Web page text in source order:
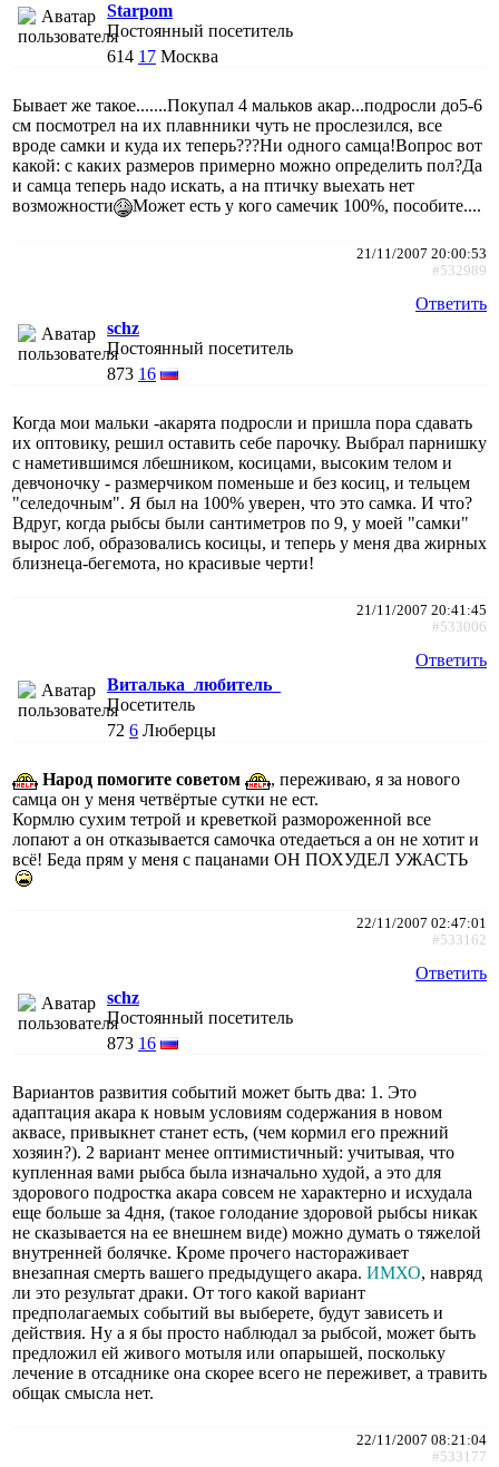
Starpom
Постоянный посетитель
614 17 Москва
Бывает же такое.......Покупал 4 мальков акар...подросли до5-6
см посмотрел на их плавнники чуть не прослезился, все
вроде самки и куда их теперь???Ни одного самца!Вопрос вот
какой: с каких размеров примерно можно определить пол?Да
и самца теперь надо искать, а на птичку выехать нет
возможности
Может есть у кого самечик 100%, пособите....
21/11/2007 20:00:53
#532989
Ответить
schz
Постоянный посетитель
873 16
Когда мои мальки -акарята подросли и пришла пора сдавать
их оптовику, решил оставить себе парочку. Выбрал парнишку
с наметившимся лбешником, косицами, высоким телом и
девчоночку - размерчиком поменьше и без косиц, и тельцем
"селедочным". Я был на 100% уверен, что это самка. И что?
Вдруг, когда рыбсы были сантиметров по 9, у моей "самки"
вырос лоб, образовались косицы, и теперь у меня два жирных
близнеца-бегемота, но красивые черти!
21/11/2007 20:41:45
#533006
Ответить
Виталька_любитель_
Посетитель
72 6 Люберцы
Народ помогите советом
, переживаю, я за нового
самца он у меня четвёртые сутки не ест.
Кормлю сухим тетрой и креветкой размороженной все
лопают а он отказывается самочка отедаеться а он не хотит и
всё! Беда прям у меня с пацанами ОН ПОХУДЕЛ УЖАСТЬ
22/11/2007 02:47:01
#533162
Ответить
schz
Постоянный посетитель
873 16
Вариантов развития событий может быть два: 1. Это
адаптация акара к новым условиям содержания в новом
аквасе, привыкнет станет есть, (чем кормил его прежний
хозяин?). 2 вариант менее оптимистичный: учитывая, что
купленная вами рыбса была изначально худой, а это для
здорового подростка акара совсем не характерно и исхудала
еще больше за 4дня, (такое голодание здоровой рыбсы никак
не сказывается на ее внешнем виде) можно думать о тяжелой
внутренней болячке. Кроме прочего настораживает
внезапная смерть вашего предыдущего акара. ИМХО, навряд
ли это результат драки. От того какой вариант
предполагаемых событий вы выберете, будут зависеть и
действия. Ну а я бы просто наблюдал за рыбсой, может быть
предложил ей живого мотыля или опарышей, поскольку
лечение в отсаднике она скорее всего не переживет, а травить
общак смысла нет.
22/11/2007 08:21:04
#533177